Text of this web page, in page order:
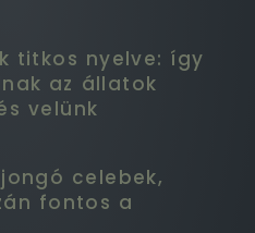
titkos nyelve: így
az állatok
velünk
celebek,
fontos a